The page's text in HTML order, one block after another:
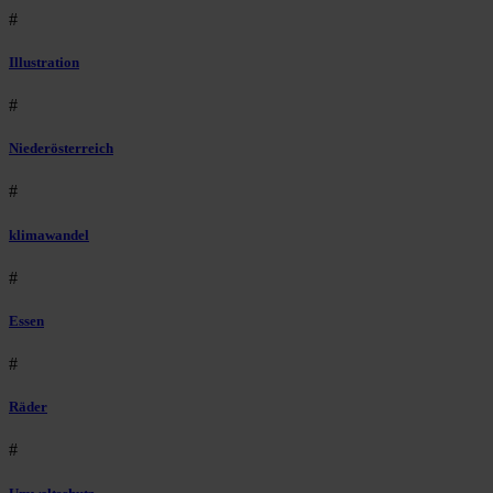
#
Illustration
#
Niederösterreich
#
klimawandel
#
Essen
#
Räder
#